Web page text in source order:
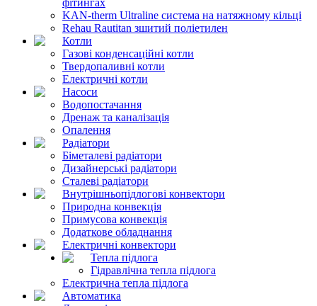
фітингах
KAN-therm Ultraline система на натяжному кільці
Rehau Rautitan зшитий поліетилен
Котли
Газові конденсаційні котли
Твердопаливні котли
Електричні котли
Насоси
Водопостачання
Дренаж та каналізація
Опалення
Радіатори
Біметалеві радіатори
Дизайнерські радіатори
Сталеві радіатори
Внутрішньопідлогові конвектори
Природна конвекція
Примусова конвекція
Додаткове обладнання
Електричні конвектори
Тепла підлога
Гідравлічна тепла підлога
Електрична тепла підлога
Автоматика